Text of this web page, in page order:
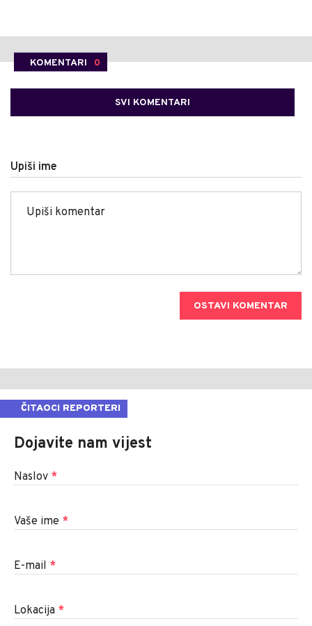
KOMENTARI 0
SVI KOMENTARI
Upiši ime
OSTAVI KOMENTAR
ČITAOCI REPORTERI
Dojavite nam vijest
Naslov *
Vaše ime *
E-mail *
Lokacija *